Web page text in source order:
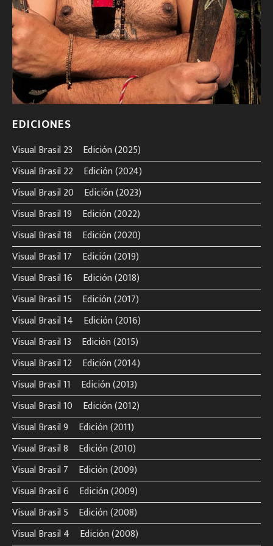
EDICIONES
Visual Brasil 23º Edición (2025)
Visual Brasil 22º Edición (2024)
Visual Brasil 20º Edición (2023)
Visual Brasil 19º Edición (2022)
Visual Brasil 18º Edición (2020)
Visual Brasil 17º Edición (2019)
Visual Brasil 16º Edición (2018)
Visual Brasil 15º Edición (2017)
Visual Brasil 14º Edición (2016)
Visual Brasil 13º Edición (2015)
Visual Brasil 12º Edición (2014)
Visual Brasil 11º Edición (2013)
Visual Brasil 10º Edición (2012)
Visual Brasil 9º Edición (2011)
Visual Brasil 8º Edición (2010)
Visual Brasil 7º Edición (2009)
Visual Brasil 6º Edición (2009)
Visual Brasil 5º Edición (2008)
Visual Brasil 4º Edición (2008)